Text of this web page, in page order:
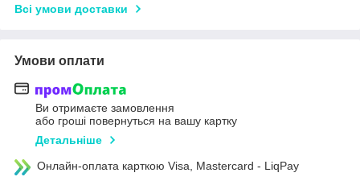
Всі умови доставки
Умови оплати
Ви отримаєте замовлення
або гроші повернуться на вашу картку
Детальніше
Онлайн-оплата карткою Visa, Mastercard - LiqPay